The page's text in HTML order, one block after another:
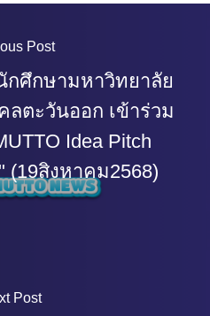
Post
ศึกษามหาวิทยาลัย
ลตะวันออก เข้าร่วม
Idea Pitch
(19สิงหาคม2568)
Post